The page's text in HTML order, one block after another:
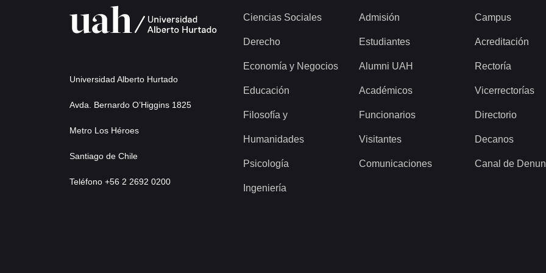
Universidad Alberto Hurtado
Avda. Bernardo O’Higgins 1825
Metro Los Héroes
Santiago de Chile
Teléfono +56 2 2692 0200
Ciencias Sociales
Derecho
Economía y Negocios
Educación
Filosofía y
Humanidades
Psicología
Ingeniería
Admisión
Estudiantes
Alumni UAH
Académicos
Funcionarios
Visitantes
Comunicaciones
Campus
Acreditación
Rectoría
Vicerrectorías
Directorio
Decanos
Canal de